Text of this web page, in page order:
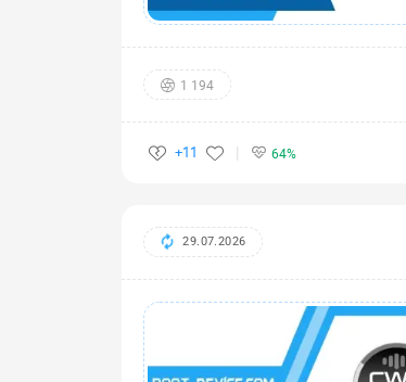
1 194
+11 64%
29.07.2026